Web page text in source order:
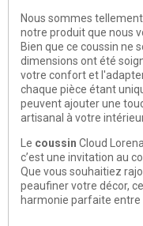
Nous sommes
notre produit que nous
Bien que ce coussin ne
dimensions ont été
votre confort et
chaque pièce étant
peuvent ajouter une
artisanal à votre
Le coussin Cloud
c’est une invitation au
Que vous souhaitiez
peaufiner votre décor,
harmonie parfaite